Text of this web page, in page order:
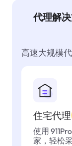
代理解
高速大规模
住宅代理
使用
家，轻松